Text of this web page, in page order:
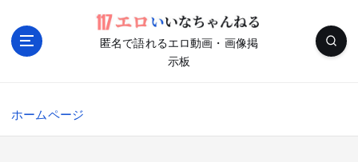
匿名で語れるエロ動画・画像掲
示板
ホームページ